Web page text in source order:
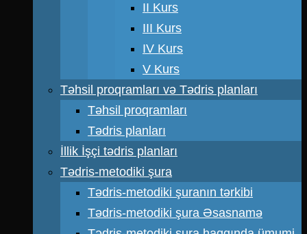
II Kurs
III Kurs
IV Kurs
V Kurs
Təhsil proqramları və Tədris planları
Təhsil proqramları
Tədris planları
İllik İşçi tədris planları
Tədris-metodiki şura
Tədris-metodiki şuranın tərkibi
Tədris-metodiki şura Əsasnamə